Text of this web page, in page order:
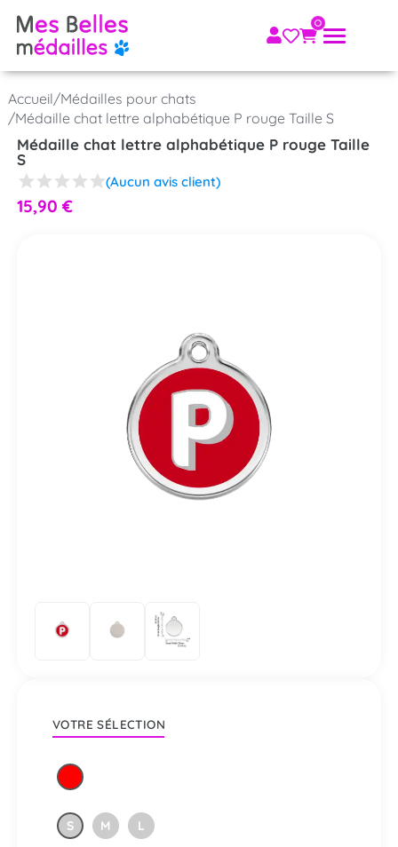
Accueil/Médailles pour chats
/Médaille chat lettre alphabétique P rouge Taille S
Médaille chat lettre alphabétique P rouge Taille
S
(Aucun avis client)
15,90 €
VOTRE SÉLECTION
S M L